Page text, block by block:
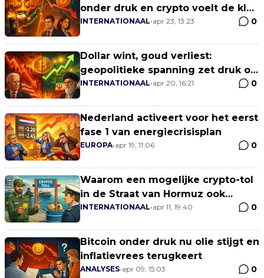
onder druk en crypto voelt de klap
direct
INTERNATIONAAL•apr 23, 13:23 0
Dollar wint, goud verliest:
geopolitieke spanning zet druk op
crypto
INTERNATIONAAL•apr 20, 16:21 0
Nederland activeert voor het eerst
fase 1 van energiecrisisplan
EUROPA•apr 19, 11:06 0
Waarom een mogelijke crypto-tol
in de Straat van Hormuz ook
Rotterdam en Antwerpen raakt
INTERNATIONAAL•apr 11, 19:40 0
Bitcoin onder druk nu olie stijgt en
inflatievrees terugkeert
ANALYSES•apr 09, 15:03 0